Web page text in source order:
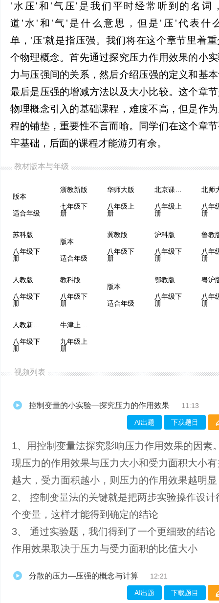
'水压'和'气压'是我们平时经常听到的名词
道'水'和'气'是什么意思，但是'压'代表什
单，'压'就是指压强。我们将在这个章节里着
个物理概念。首先通过探究压力作用效果的小
力与压强间的关系，然后介绍压强的定义和基
最后是压强的增减方法以及大小比较。这个章
物理概念引入的基础课程，难度不高，但是作
程的铺垫，重要性不言而喻。同学们在这个章
牢基础，后面的课程才能游刃有余。
教材版本与年级
版本
适合年级
浙教新版
七年级下
册
华师大版
八年级上
册
北京课改版
八年级上
册
北师
八年
册
苏科版
八年级下
册
版本
适合年级
冀教版
八年级下
册
沪科版
八年级下
册
八年
册
人教版
八年级下
册
教科版
八年级下
册
版本
适合年级
鄂教版
八年级下
册
粤沪
八年
册
八年级下
册
九年级上
册
视频列表
控制变量的小实验—探究压力的作用效果 11:13
AI出题 下载题目
1、用控制变量法探究影响压力作用效果的因素
现压力的作用效果与压力大小和受力面积大小
越大，受力面积越小，则压力的作用效果越明显
2、 控制变量法的关键就是把两步实验操作设计
个变量，这样才能得到确定的结论
3、 通过实验题，我们得到了一个更细致的结论
作用效果取决于压力与受力面积的比值大小
分散的压力—压强的概念与计算 12:21
AI出题 下载题目